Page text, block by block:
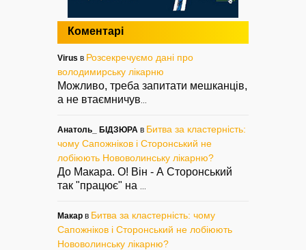
Коментарі
Virus в Розсекречуємо дані про
володимирську лікарню
Можливо, треба запитати мешканців,
а не втаємничув
Анатоль_ БІДЗЮРА в Битва за кластерність:
чому Сапожніков і Сторонський не
лобіюють Нововолинську лікарню?
До Макара. О! Він - А Сторонський
так "працює" на
Макар в Битва за кластерність: чому
Сапожніков і Сторонський не лобіюють
Нововолинську лікарню?